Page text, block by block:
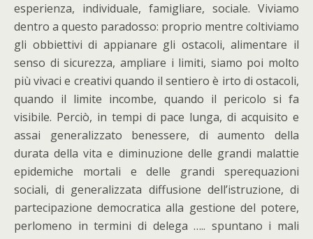
esperienza, individuale, famigliare, sociale. Viviamo
dentro a questo paradosso: proprio mentre coltiviamo
gli obbiettivi di appianare gli ostacoli, alimentare il
senso di sicurezza, ampliare i limiti, siamo poi molto
più vivaci e creativi quando il sentiero è irto di ostacoli,
quando il limite incombe, quando il pericolo si fa
visibile. Perciò, in tempi di pace lunga, di acquisito e
assai generalizzato benessere, di aumento della
durata della vita e diminuzione delle grandi malattie
epidemiche mortali e delle grandi sperequazioni
sociali, di generalizzata diffusione dell’istruzione, di
partecipazione democratica alla gestione del potere,
perlomeno in termini di delega ….. spuntano i mali